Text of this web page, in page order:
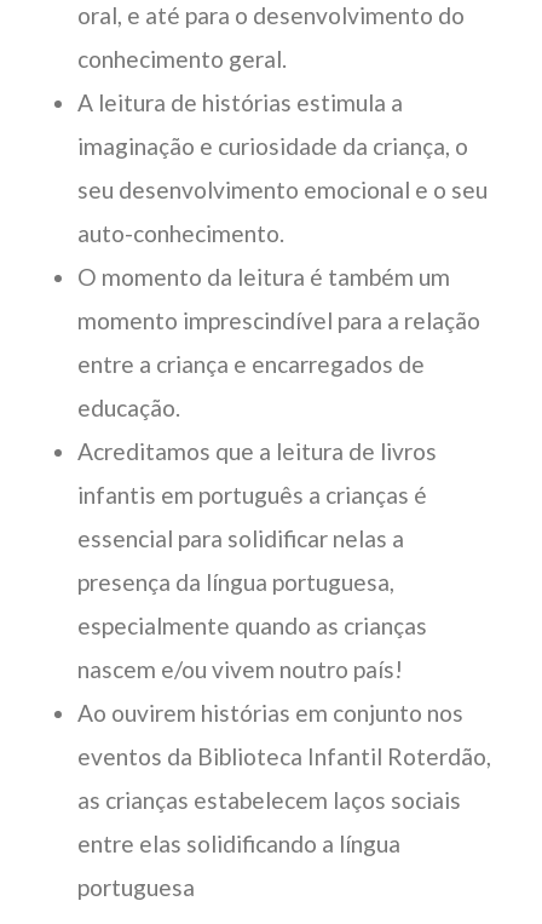
oral, e até para o desenvolvimento do
conhecimento geral.
A leitura de histórias estimula a
imaginação e curiosidade da criança, o
seu desenvolvimento emocional e o seu
auto-conhecimento.
O momento da leitura é também um
momento imprescindível para a relação
entre a criança e encarregados de
educação.
Acreditamos que a leitura de livros
infantis em português a crianças é
essencial para solidificar nelas a
presença da língua portuguesa,
especialmente quando as crianças
nascem e/ou vivem noutro país!
Ao ouvirem histórias em conjunto nos
eventos da Biblioteca Infantil Roterdão,
as crianças estabelecem laços sociais
entre elas solidificando a língua
portuguesa